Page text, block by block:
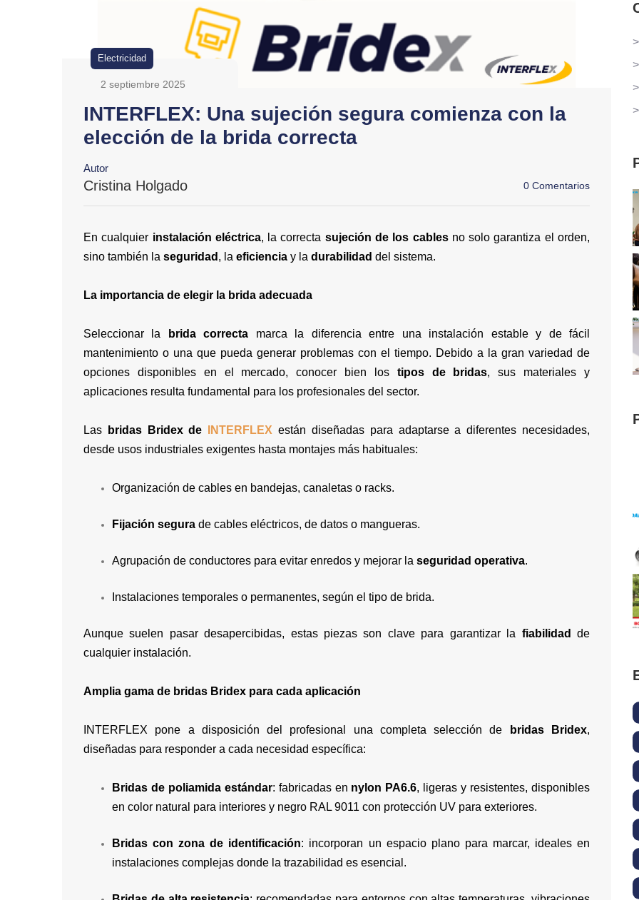
Electricidad
2 septiembre 2025
INTERFLEX: Una sujeción segura comienza con la
elección de la brida correcta
Autor
Cristina Holgado 0 Comentarios
En cualquier instalación eléctrica, la correcta sujeción de los cablesno solo garantiza el orden,
sino también la seguridad , la eficiencia y la durabilidad del sistema.
La importancia de elegir la brida adecuada
Seleccionar la brida correcta marca la diferencia entre una instalación estable y de fácil
mantenimiento o una que pueda generar problemas con el tiempo. Debido a la gran variedad de
opciones disponibles en el mercado, conocer bien los tipos de bridas, sus materiales y
aplicaciones resulta fundamental para los profesionales del sector.
Las bridas Bridex de INTERFLEX están diseñadas para adaptarse a diferentes necesidades,
desde usos industriales exigentes hasta montajes más habituales:
Organización de cables en bandejas, canaletas o racks.
Fijación segura de cables eléctricos, de datos o mangueras.
Agrupación de conductores para evitar enredos y mejorar la seguridad operativa.
Instalaciones temporales o permanentes, según el tipo de brida.
Aunque suelen pasar desapercibidas, estas piezas son clave para garantizar la fiabilidad
de
cualquier instalación.
Amplia gama de bridas Bridex para cada aplicación
INTERFLEX pone a disposición del profesional una completa selección de bridas Bridex,
diseñadas para responder a cada necesidad específica:
Bridas de poliamida estándar: fabricadas en nylon PA6.6, ligeras y resistentes, disponibles
en color natural para interiores y negro RAL 9011 con protección UV para exteriores.
Bridas con zona de identificación: incorporan un espacio plano para marcar, ideales en
instalaciones complejas donde la trazabilidad es esencial.